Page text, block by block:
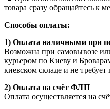
товара сразу обращайтесь к
Способы оплаты:
1) Оплата наличными при
Возможна при самовывозе
курьером по Киеву и
киевском складе и не
2) Оплата на счёт ФЛП
Оплата осуществляется на